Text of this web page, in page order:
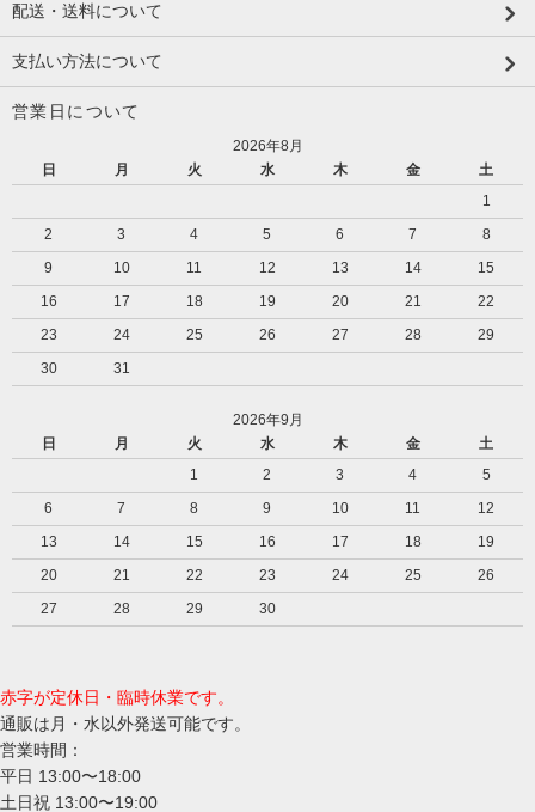
配送・送料について
支払い方法について
営業日について
2026年8月
日
月 火 水 木 金
土
1
2
3 4 5 6 7
8
9
10 11 12 13 14
15
16
17 18 19 20 21
22
23
24 25 26 27 28
29
30
31
2026年9月
日
月 火 水 木 金
土
1
2 3 4
5
6
7 8 9 10 11
12
13
14 15 16 17 18
19
20
21 22 23 24 25
26
27
28 29 30
赤字が定休日・臨時休業です。
通販は月・水以外発送可能です。
営業時間：
平日 13:00〜18:00
土日祝 13:00〜19:00